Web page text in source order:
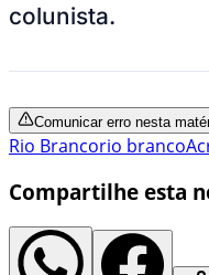
colunista.
Comunicar erro nesta
Rio Brancorio branco
Compartilhe esta